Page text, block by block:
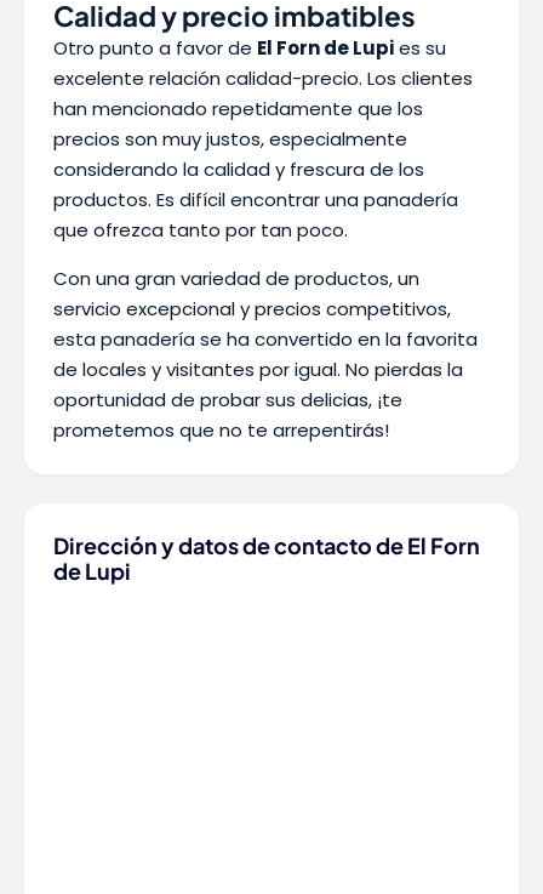
Calidad y precio imbatibles
Otro punto a favor de El Forn de Lupies su
excelente relación calidad-precio. Los clientes
han mencionado repetidamente que los
precios son muy justos, especialmente
considerando la calidad y frescura de los
productos. Es difícil encontrar una panadería
que ofrezca tanto por tan poco.
Con una gran variedad de productos, un
servicio excepcional y precios competitivos,
esta panadería se ha convertido en la favorita
de locales y visitantes por igual. No pierdas la
oportunidad de probar sus delicias, ¡te
prometemos que no te arrepentirás!
Dirección y datos de contacto de El Forn
de Lupi